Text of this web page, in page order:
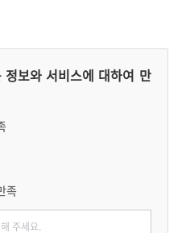
보와 서비스에 대하여 만
족